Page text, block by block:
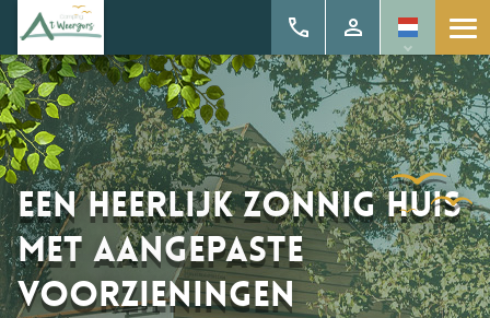
Een heerlijk zonnig huis
met aangepaste
voorzieningen